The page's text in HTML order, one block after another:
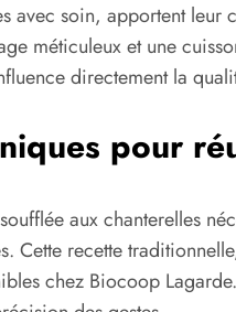
avec soin, apportent
méticuleux et une
directement la
pour
aux chanterelles
Cette recette
chez Biocoop